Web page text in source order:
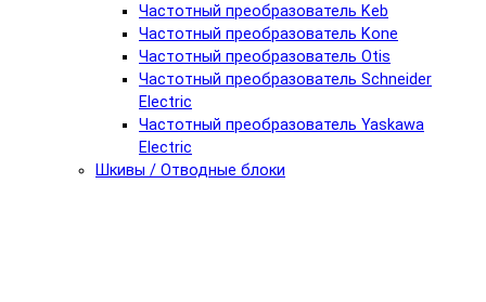
Частотный преобразователь Keb
Частотный преобразователь Kone
Частотный преобразователь Otis
Частотный преобразователь Schneider
Electric
Частотный преобразователь Yaskawa
Electric
Шкивы / Отводные блоки